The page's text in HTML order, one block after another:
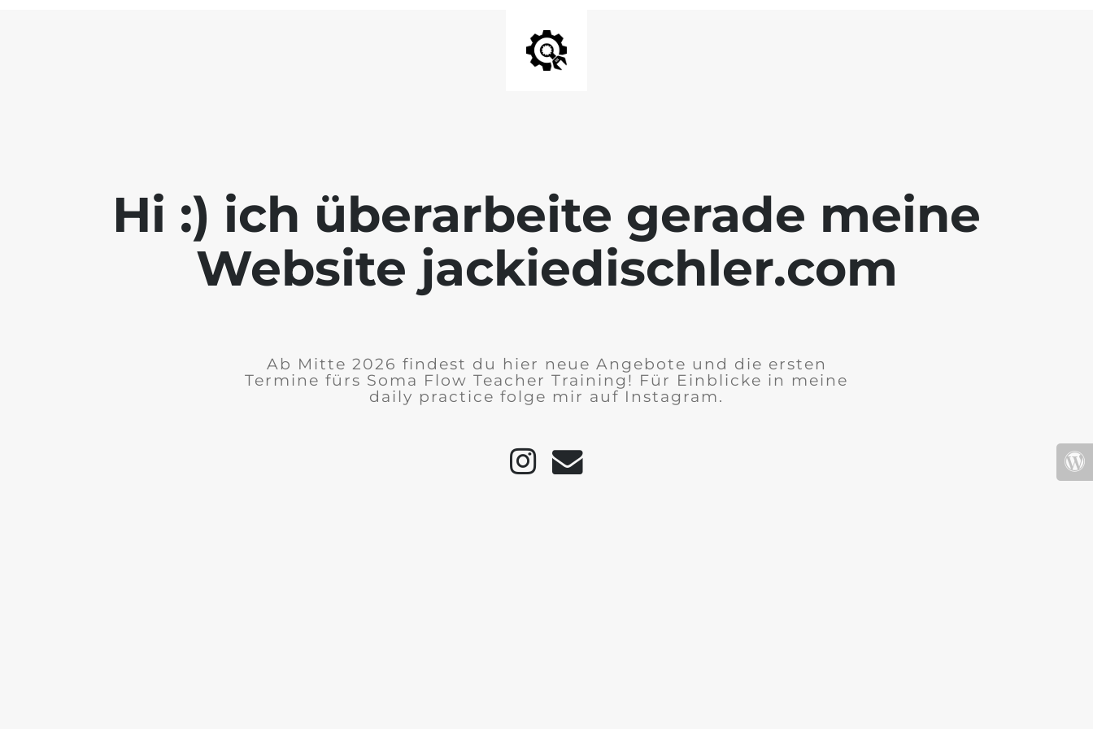
Hi :) ich überarbeite gerade meine
Website jackiedischler.com
Ab Mitte 2026 findest du hier neue Angebote und die ersten
Termine fürs Soma Flow Teacher Training! Für Einblicke in meine
daily practice folge mir auf Instagram.